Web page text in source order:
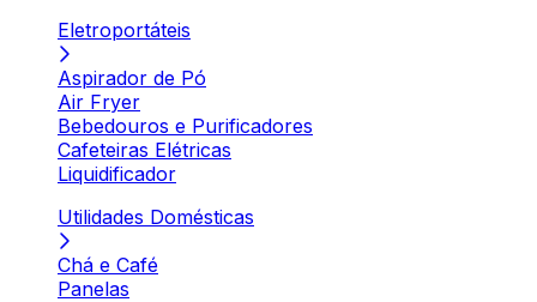
Eletroportáteis
Aspirador de Pó
Air Fryer
Bebedouros e Purificadores
Cafeteiras Elétricas
Liquidificador
Utilidades Domésticas
Chá e Café
Panelas